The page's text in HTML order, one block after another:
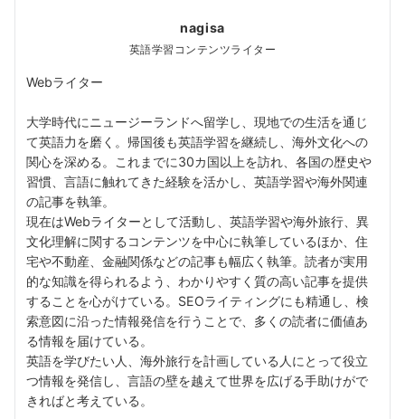
nagisa
英語学習コンテンツライター
Webライター
大学時代にニュージーランドへ留学し、現地での生活を通じ
て英語力を磨く。帰国後も英語学習を継続し、海外文化への
関心を深める。これまでに30カ国以上を訪れ、各国の歴史や
習慣、言語に触れてきた経験を活かし、英語学習や海外関連
の記事を執筆。
現在はWebライターとして活動し、英語学習や海外旅行、異
文化理解に関するコンテンツを中心に執筆しているほか、住
宅や不動産、金融関係などの記事も幅広く執筆。読者が実用
的な知識を得られるよう、わかりやすく質の高い記事を提供
することを心がけている。SEOライティングにも精通し、検
索意図に沿った情報発信を行うことで、多くの読者に価値あ
る情報を届けている。
英語を学びたい人、海外旅行を計画している人にとって役立
つ情報を発信し、言語の壁を越えて世界を広げる手助けがで
きればと考えている。